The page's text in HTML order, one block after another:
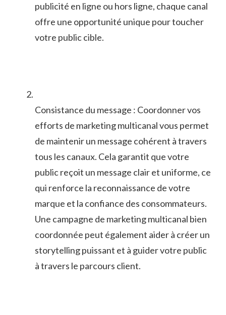
publicité en⁢ ligne ou hors​ ligne, chaque canal
offre une⁤ opportunité unique pour toucher
‌votre public cible.
Consistance du message ⁣: Coordonner vos
⁣efforts ⁤de marketing multicanal⁤ vous permet
de maintenir un message cohérent ⁣à‍ travers
tous les canaux.⁤ Cela garantit​ que votre
public⁣ reçoit​ un message ⁣clair ⁢et uniforme, ⁢ce
qui⁤ renforce la ​reconnaissance de votre
marque et la confiance des consommateurs.
⁤Une⁢ campagne de marketing multicanal bien
coordonnée peut également aider à⁤ créer⁤ un
storytelling ​puissant et à guider votre public
à‍ travers le⁤ parcours​ client.